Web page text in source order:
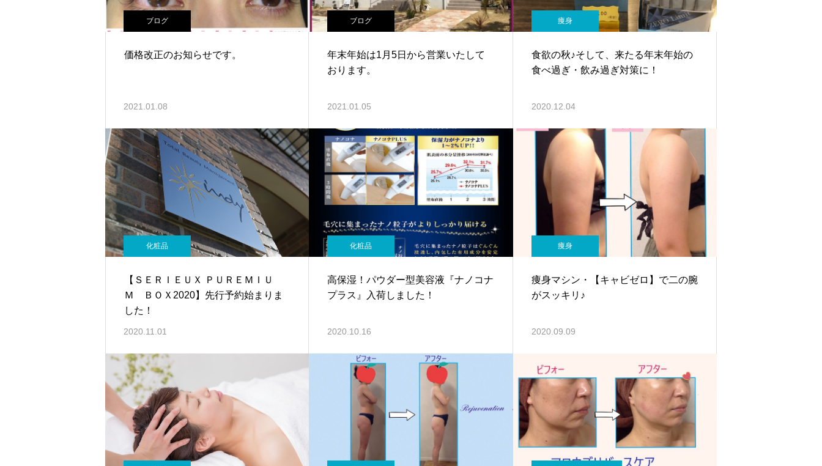
ブログ
価格改正のお知らせです。
2021.01.08
ブログ
年末年始は1月5日から営業いたして
おります。
2021.01.05
痩身
食欲の秋♪そして、来たる年末年始の
食べ過ぎ・飲み過ぎ対策に！
2020.12.04
化粧品
【ＳＥＲＩＥＵＸ ＰＵＲＥＭＩＵ
Ｍ ＢＯＸ2020】先行予約始まりま
した！
2020.11.01
化粧品
高保湿！パウダー型美容液『ナノコナ
プラス』入荷しました！
2020.10.16
痩身
痩身マシン・【キャビゼロ】で二の腕
がスッキリ♪
2020.09.09